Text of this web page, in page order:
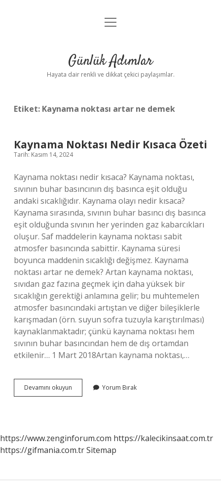
Anasayfa
Yasal Uyarı
menüyü
Günlük Adımlar
Hayata dair renkli ve dikkat çekici paylaşımlar.
Etiket: Kaynama noktası artar ne demek
Kaynama Noktası Nedir Kısaca Özeti
Tarih: Kasım 14, 2024
Kaynama noktası nedir kısaca? Kaynama noktası,
sıvının buhar basıncının dış basınca eşit olduğu
andaki sıcaklığıdır. Kaynama olayı nedir kısaca?
Kaynama sırasında, sıvının buhar basıncı dış basınca
eşit olduğunda sıvının her yerinden gaz kabarcıkları
oluşur. Saf maddelerin kaynama noktası sabit
atmosfer basıncında sabittir. Kaynama süresi
boyunca maddenin sıcaklığı değişmez. Kaynama
noktası artar ne demek? Artan kaynama noktası,
sıvıdan gaz fazına geçmek için daha yüksek bir
sıcaklığın gerektiği anlamına gelir; bu muhtemelen
atmosfer basıncındaki artıştan ve diğer bileşiklerle
karışmadan (örn. suyun sofra tuzuyla karıştırılması)
kaynaklanmaktadır; çünkü kaynama noktası hem
sıvının buhar basıncından hem de dış ortamdan
etkilenir… 1 Mart 2018Artan kaynama noktası,…
Devamını okuyun Kaynama
Noktası
Yorum Bırak
https://www.zenginforum.com https://kalecikinsaat.com.tr
https://gifmania.com.trSitemap